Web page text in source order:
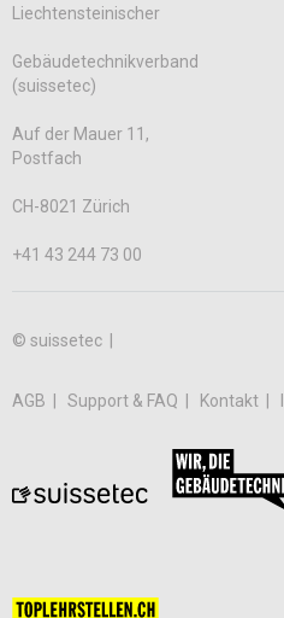
Liechtensteinischer
Gebäudetechnikverband
(suissetec)
Auf der Mauer 11,
Postfach
CH-8021 Zürich
+41 43 244 73 00
© suissetec |
AGB Support & FAQ Kontakt